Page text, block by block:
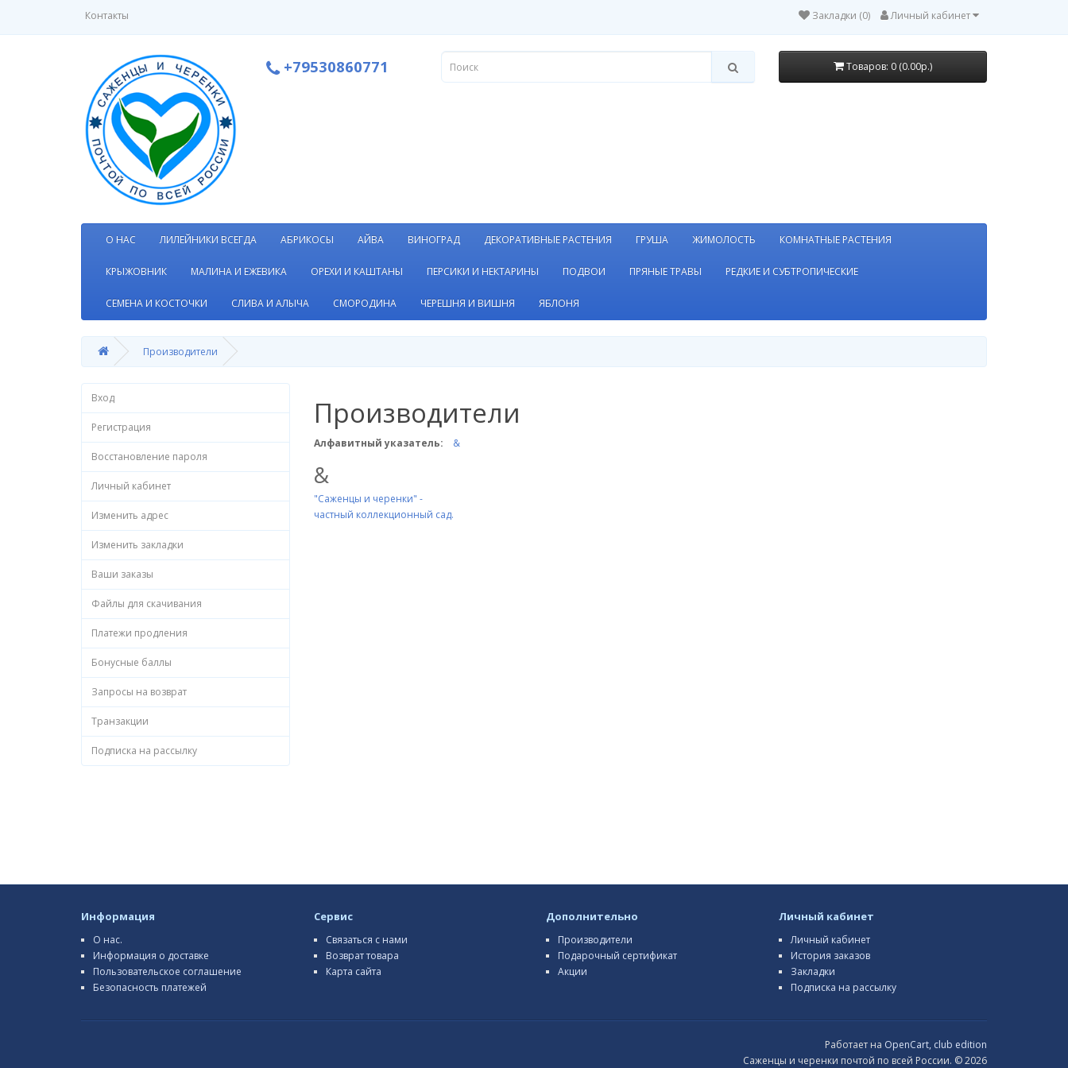
Контакты Закладки (0) Личный кабинет
+79530860771 Товаров: 0 (0.00р.)
О НАС ЛИЛЕЙНИКИ ВСЕГДА АБРИКОСЫ АЙВА ВИНОГРАД ДЕКОРАТИВНЫЕ РАСТЕНИЯ ГРУША ЖИМОЛОСТЬ КОМНАТНЫЕ РАСТЕНИЯ
КРЫЖОВНИК МАЛИНА И ЕЖЕВИКА ОРЕХИ И КАШТАНЫ ПЕРСИКИ И НЕКТАРИНЫ ПОДВОИ ПРЯНЫЕ ТРАВЫ РЕДКИЕ И СУБТРОПИЧЕСКИЕ
СЕМЕНА И КОСТОЧКИ СЛИВА И АЛЫЧА СМОРОДИНА ЧЕРЕШНЯ И ВИШНЯ ЯБЛОНЯ
Производители
Вход
Регистрация
Восстановление пароля
Личный кабинет
Изменить адрес
Изменить закладки
Ваши заказы
Файлы для скачивания
Платежи продления
Бонусные баллы
Запросы на возврат
Транзакции
Подписка на рассылку
Производители
Алфавитный указатель: &
&
"Саженцы и черенки" -
частный коллекционный сад.
Информация
О нас.
Информация о доставке
Пользовательское соглашение
Безопасность платежей
Сервис
Связаться с нами
Возврат товара
Карта сайта
Дополнительно
Производители
Подарочный сертификат
Акции
Личный кабинет
Личный кабинет
История заказов
Закладки
Подписка на рассылку
Работает на OpenCart, club edition
Саженцы и черенки почтой по всей России. © 2026